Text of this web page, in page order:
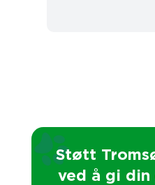
Støtt
ved å gi din